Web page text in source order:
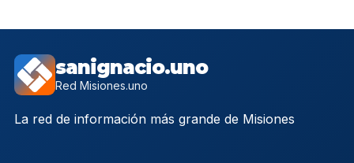
sanignacio.uno
Red Misiones.uno
La red de información más grande de Misiones